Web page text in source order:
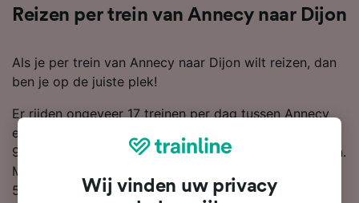
Reizen per trein van Annecy naar Dijon
Als je per trein van Annecy naar Dijon wilt reizen, dan
ben je op de juiste plek!
Er rijden ongeveer 17 treinen per dag tussen Annecy
en Dijon, met een de gemiddelde reistijd van 6 uur en
9 minuten om de hele afstand van 179 km af te leggen.
Met de snelste dienstregeling kun je er al in 3 uur en
58 minuten zijn, als je er zo snel mogelijk wilt komen.
Wij vinden uw privacy